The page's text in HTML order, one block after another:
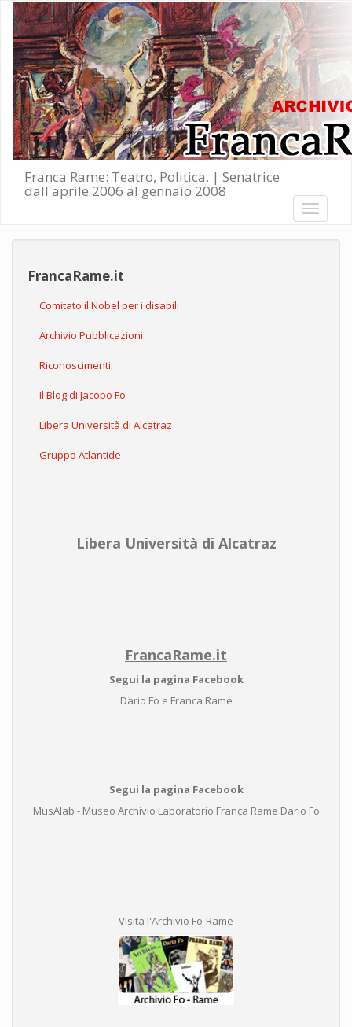
Salta al contenuto principale
Franca Rame: Teatro, Politica. | Senatrice
dall'aprile 2006 al gennaio 2008
Toggle
FrancaRame.it
Comitato il Nobel per i disabili
Archivio Pubblicazioni
Riconoscimenti
Il Blog di Jacopo Fo
Libera Università di Alcatraz
Gruppo Atlantide
Libera Università di Alcatraz
FrancaRame.it
Segui la pagina Facebook
Dario Fo e Franca Rame
Segui la pagina Facebook
MusAlab - Museo Archivio Laboratorio Franca Rame Dario Fo
Visita l'Archivio Fo-Rame